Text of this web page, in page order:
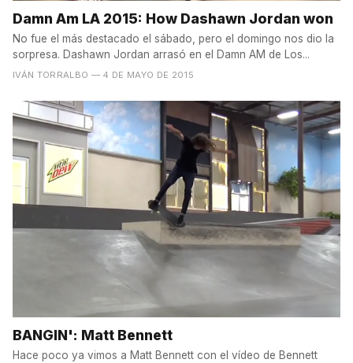
Damn Am LA 2015: How Dashawn Jordan won
No fue el más destacado el sábado, pero el domingo nos dio la
sorpresa. Dashawn Jordan arrasó en el Damn AM de Los...
IVÁN TORRALBO — 4 DE MAYO DE 2015
BANGIN': Matt Bennett
Hace poco ya vimos a Matt Bennett con el vídeo de Bennett